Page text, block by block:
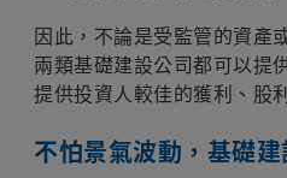
因此，不論是受監管的資產
兩類基礎建設公司都可以提
提供投資人較佳的獲利、股
不怕景氣波動，基礎